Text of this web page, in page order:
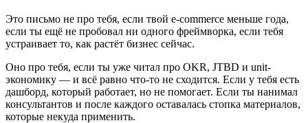
Это письмо не про тебя, если твой e-commerce меньше года,
если ты ещё не пробовал ни одного фреймворка, если тебя
устраивает то, как растёт бизнес сейчас.
Оно про тебя, если ты уже читал про OKR, JTBD и unit-
экономику — и всё равно что-то не сходится. Если у тебя есть
дашборд, который работает, но не помогает. Если ты нанимал
консультантов и после каждого оставалась стопка материалов,
которые некуда применить.